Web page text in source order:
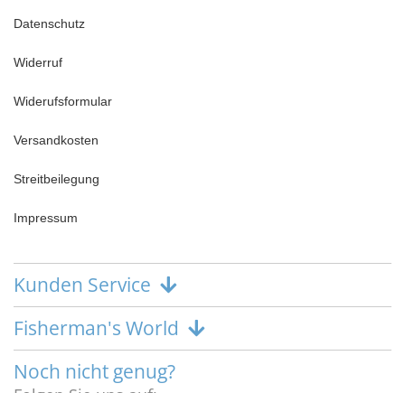
Datenschutz
Widerruf
Widerufsformular
Versandkosten
Streitbeilegung
Impressum
Kunden Service
Fisherman's World
Noch nicht genug?